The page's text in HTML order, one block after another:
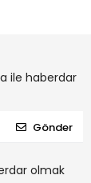
ile haberdar
Gönder
olmak